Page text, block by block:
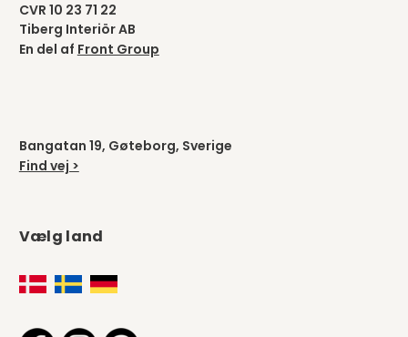
CVR 10 23 71 22
Tiberg Interiör AB
En del af Front Group
Bangatan 19, Gøteborg, Sverige
Find vej >
Vælg land